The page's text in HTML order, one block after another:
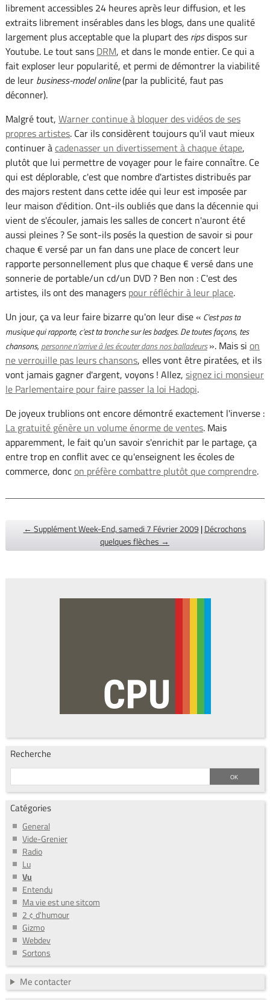
librement accessibles 24 heures après leur diffusion, et les
extraits librement insérables dans les blogs, dans une qualité
largement plus acceptable que la plupart des ripsdispos sur
Youtube. Le tout sans DRM, et dans le monde entier. Ce qui a
fait exploser leur popularité, et permi de démontrer la viabilité
de leur business-model online(par la publicité, faut pas
déconner).
Malgré tout, Warner continue à bloquer des vidéos de ses
propres artistes. Car ils considèrent toujours qu'il vaut mieux
continuer àcadenasser un divertissement à chaque étape,
plutôt que lui permettre de voyager pour le faire connaître. Ce
qui est déplorable, c'est que nombre d'artistes distribués par
des majors restent dans cette idée qui leur est imposée par
leur maison d'édition. Ont-ils oubliés que dans la décennie qui
vient de s'écouler, jamais les salles de concert n'auront été
aussi pleines ? Se sont-ils posés la question de savoir si pour
chaque € versé par un fan dans une place de concert leur
rapporte personnellement plus que chaque € versé dans une
sonnerie de portable/un cd/un DVD ? Ben non : C'est des
artistes, ils ont des managers pour réfléchir à leur place.
Un jour, ça va leur faire bizarre qu'on leur dise « C'est pas ta
musique qui rapporte, c'est ta tronche sur les badges. De toutes façons, tes
chansons,personne n'arrive à les écouter dans nos balladeurs». Mais si on
ne verrouille pas leurs chansons, elles vont être piratées, et ils
vont jamais gagner d'argent, voyons ! Allez, signez ici monsieur
le Parlementaire pour faire passer la loi Hadopi.
De joyeux trublions ont encore démontré exactement l'inverse :
La gratuité génère un volume énorme de ventes. Mais
apparemment, le fait qu'un savoir s'enrichit par le partage, ça
entre trop en conflit avec ce qu'enseignent les écoles de
commerce, doncon préfère combattre plutôt que comprendre.
← Supplément Week-End, samedi 7 Février 2009 | Décrochons
quelques flèches →
Recherche
Catégories
General
Vide-Grenier
Radio
Lu
Vu
Entendu
Ma vie est une sitcom
2 ¢ d'humour
Gizmo
Webdev
Sortons
Me contacter